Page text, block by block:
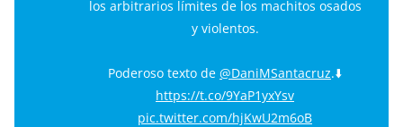
los arbitrarios límites de los machitos osados
y violentos.
Poderoso texto de @DaniMSantacruz.⬇️
https://t.co/9YaP1yxYsv
pic.twitter.com/hjKwU2m6oB